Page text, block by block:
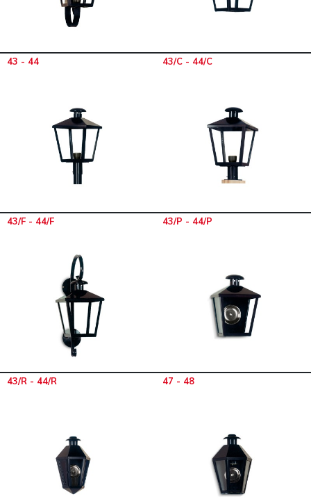
43 - 44 43/C - 44/C
43/F - 44/F 43/P - 44/P
43/R - 44/R 47 - 48